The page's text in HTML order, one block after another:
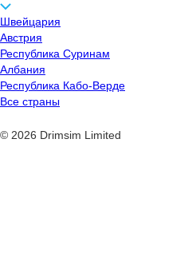
Швейцария
Австрия
Республика Суринам
Албания
Республика Кабо-Верде
Все страны
© 2026 Drimsim Limited